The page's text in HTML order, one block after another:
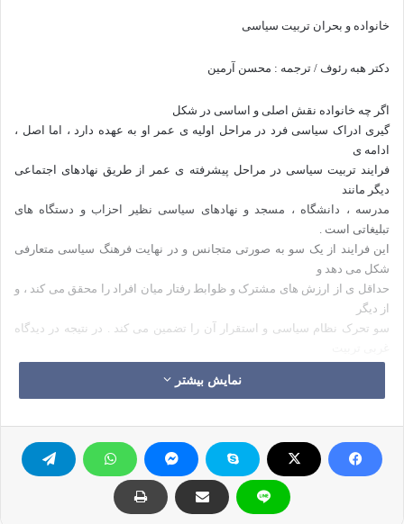
خانواده و بحران تربیت سیاسی
دکتر هبه رئوف / ترجمه : محسن آرمین
اگر چه خانواده نقش اصلی و اساسی در شکل
گیری ادراک سیاسی فرد در مراحل اولیه ی عمر او به عهده دارد ، اما اصل ،
ادامه ی
فرایند تربیت سیاسی در مراحل پیشرفته ی عمر از طریق نهادهای اجتماعی
دیگر مانند
مدرسه ، دانشگاه ، مسجد و نهادهای سیاسی نظیر احزاب و دستگاه های
تبلیغاتی است .
این فرایند از یک سو به صورتی متجانس و در نهایت فرهنگ سیاسی متعارفی
شکل می دهد و
حداقل ی از ارزش های مشترک و ظوابط رفتار میان افراد را محقق می کند ، و
از دیگر
سو تحرک نظام سیاسی و استقرار آن را تضمین می کند . در نتیجه در دیدگاه
سیاسی یکی از ابزار های کنترل اجتماعی است و در دیدگاه اسلامی تربیت
اگر واحد های مختلف اجتماعی منسجم بوده و در
جهت تحقق این هدف به صورتی متوازن که متضمن حفظ ارزشهای فرهنگی یک
یکدیگر در کنش و واکنش قرار گیرند ، در نظام اجتماعی و سیاسی هیچ بحرانی
نمایش بیشتر